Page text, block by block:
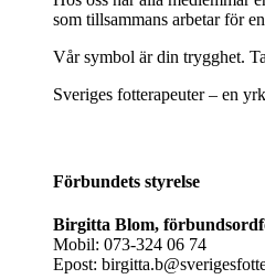
som tillsammans arbetar för
Vår symbol är din trygghet.
Sveriges fotterapeuter – en
Förbundets styrelse
Birgitta Blom,
Mobil: 073-324 06 74
Epost: